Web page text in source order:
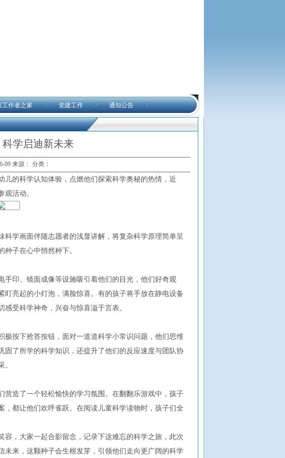
工作者之家 党建工作 通知公告
学启迪新未来
09 来源： 分类：
的科学认知体验，点燃他们探索科学奥秘的热情，近
观活动。
学画面伴随志愿者的浅显讲解，将复杂科学原理简单呈
子在心中悄然种下。
手印、镜面成像等设施吸引着他们的目光，他们好奇观
亮起的小灯泡，满脸惊喜。有的孩子将手放在静电设备
受科学神奇，兴奋与惊喜溢于言表。
按下抢答按钮，面对一道道科学小常识问题，他们思维
了所学的科学知识，还提升了他们的反应速度与团队协
造了一个轻松愉快的学习氛围。在翻翻乐游戏中，孩子
都让他们欢呼雀跃。在阅读儿童科学读物时，孩子们全
，大家一起合影留念，记录下这难忘的科学之旅，此次
来，这颗种子会生根发芽，引领他们走向更广阔的科学